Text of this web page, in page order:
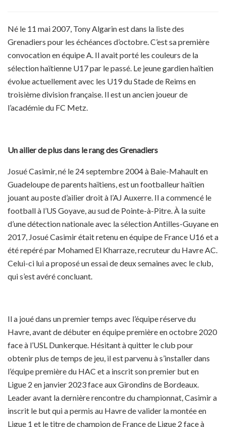
Né le 11 mai 2007, Tony Algarin est dans la liste des
Grenadiers pour les échéances d’octobre. C’est sa première
convocation en équipe A. Il avait porté les couleurs de la
sélection haïtienne U17 par le passé. Le jeune gardien haïtien
évolue actuellement avec les U19 du Stade de Reims en
troisième division française. Il est un ancien joueur de
l’académie du FC Metz.
Un ailier de plus dans le rang des Grenadiers
Josué Casimir, né le 24 septembre 2004 à Baie-Mahault en
Guadeloupe de parents haïtiens, est un footballeur haïtien
jouant au poste d’ailier droit à l’AJ Auxerre. Il a commencé le
football à l’US Goyave, au sud de Pointe-à-Pitre. À la suite
d’une détection nationale avec la sélection Antilles-Guyane en
2017, Josué Casimir était retenu en équipe de France U16 et a
été repéré par Mohamed El Kharraze, recruteur du Havre AC.
Celui-ci lui a proposé un essai de deux semaines avec le club,
qui s’est avéré concluant.
Il a joué dans un premier temps avec l’équipe réserve du
Havre, avant de débuter en équipe première en octobre 2020
face à l’USL Dunkerque. Hésitant à quitter le club pour
obtenir plus de temps de jeu, il est parvenu à s’installer dans
l’équipe première du HAC et a inscrit son premier but en
Ligue 2 en janvier 2023 face aux Girondins de Bordeaux.
Leader avant la dernière rencontre du championnat, Casimir a
inscrit le but qui a permis au Havre de valider la montée en
Ligue 1 et le titre de champion de France de Ligue 2 face à